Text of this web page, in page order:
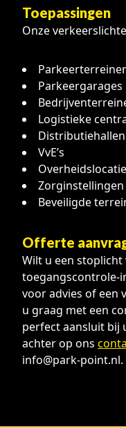
Toepassingen
Onze
Parkeergarages
Logistieke
Distributiehallen
VvE’s
Zorginstellingen
Beveiligde
Offerte
Wilt u een
toegangscontrole-
voor advies of een
u graag met een
perfect aansluit bij
achter op ons
info@park-point.nl.